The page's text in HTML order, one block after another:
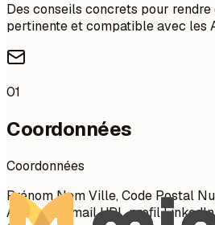
Des conseils concrets pour
pertinente et compatible avec les
01
Coordonnées
Coordonnées
Prénom Nom Ville, Code Postal
Adresse e-mail URL profil